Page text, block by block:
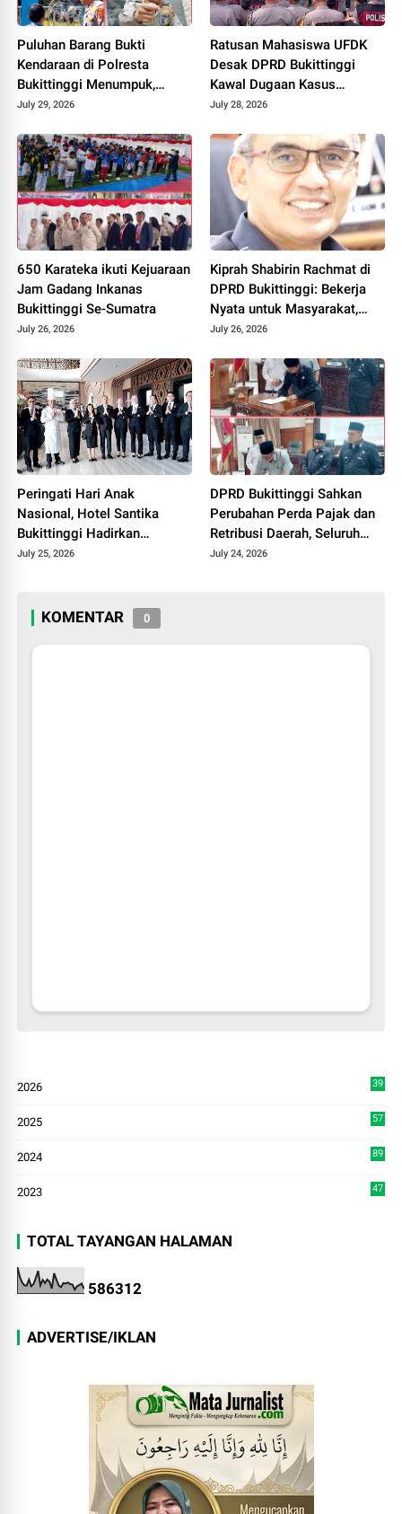
Puluhan Barang Bukti
Kendaraan di Polresta
Bukittinggi Menumpuk,
Ditumbuhi Semak dan
Segera Mengurus
Pengambilan
July 29, 2026
Ratusan Mahasiswa UFDK
Desak DPRD Bukittinggi
Kawal Dugaan Kasus
Kekerasan, Ancam Gelar
July 28, 2026
650 Karateka ikuti Kejuaraan
Jam Gadang Inkanas
Bukittinggi Se-Sumatra
July 26, 2026
Kiprah Shabirin Rachmat di
DPRD Bukittinggi: Bekerja
Nyata untuk Masyarakat,
Lebih Banyak Aksi daripada
July 26, 2026
Peringati Hari Anak
Nasional, Hotel Santika
Bukittinggi Hadirkan
Pengalaman Edukatif Lewat
July 25, 2026
DPRD Bukittinggi Sahkan
Perubahan Perda Pajak dan
Retribusi Daerah, Seluruh
Fraksi Sepakat
July 24, 2026
KOMENTAR 0
2026
39
2025
57
2024
89
2023 47
TOTAL TAYANGAN HALAMAN
586312
ADVERTISE/IKLAN